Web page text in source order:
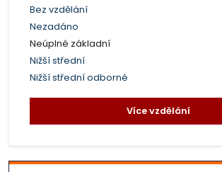
Bez vzdělání
Nezadáno
Neúplné základní
Nižší střední
Nižší střední odborné
Více vzdělání